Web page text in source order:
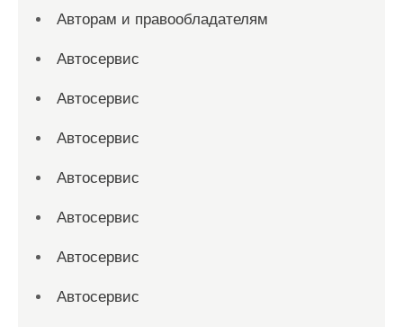
Авторам и правообладателям
Автосервис
Автосервис
Автосервис
Автосервис
Автосервис
Автосервис
Автосервис